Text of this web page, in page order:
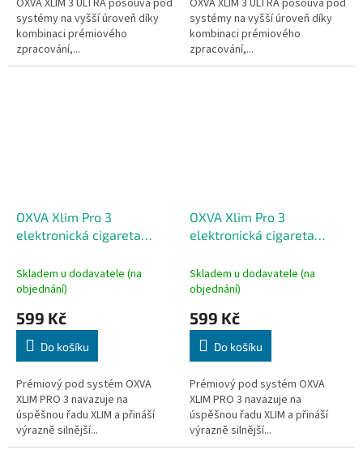
systémy na vyšší úroveň díky
kombinaci prémiového
zpracování,...
systémy na vyšší úroveň díky
kombinaci prémiového
zpracování,...
OXVA Xlim Pro 3
elektronická cigareta
Skladem u dodavatele (na
objednání)
599 Kč
Do košíku
Prémiový pod systém OXVA
XLIM PRO 3 navazuje na
úspěšnou řadu XLIM a přináší
výrazně silnější...
OXVA Xlim Pro 3
elektronická cigareta
Skladem u dodavatele (na
objednání)
599 Kč
Do košíku
Prémiový pod systém OXVA
XLIM PRO 3 navazuje na
úspěšnou řadu XLIM a přináší
výrazně silnější...